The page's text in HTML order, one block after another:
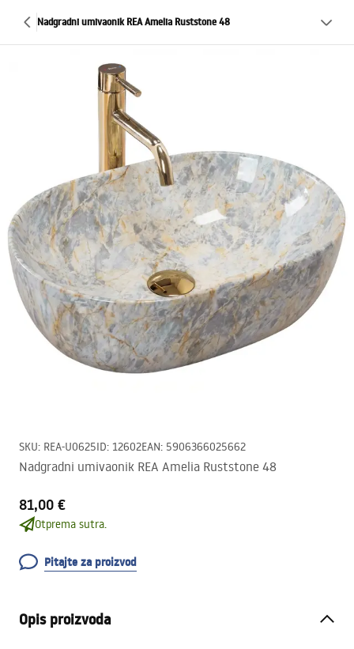
Nadgradni umivaonik REA Amelia Ruststone 48
SKU: REA-U0625ID: 12602EAN: 5906366025662
Nadgradni umivaonik REA Amelia Ruststone 48
81,00 €
Otprema sutra.
Pitajte za proizvod
Opis proizvoda